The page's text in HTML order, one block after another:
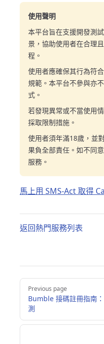
使用聲明
本平台旨在支援開發測
景，協助使用者在合理
程。
使用者應確保其行為符
規範。本平台不參與亦
式。
若發現異常或不當使用
採取限制措施。
使用者須年滿18歲，並
果負全部責任。如不同
服務。
馬上用 SMS-Act 取得
返回熱門服務列表
Pager
Previous page
Bumble 接碼註冊指南
測